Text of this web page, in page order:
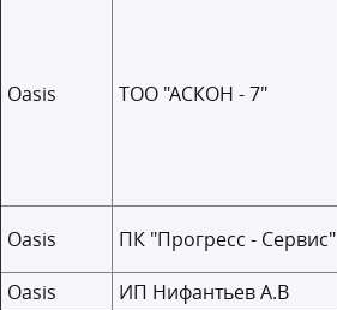
Oasis ТОО "АСКОН - 7"
Oasis ПК "Прогресс - Сервис"
Oasis
ИП Нифантьев А.В